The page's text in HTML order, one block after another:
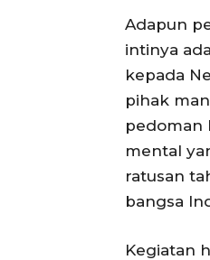
Adapun
intinya
kepada
pihak
pedoman
mental
ratusan
bangsa
Kegiatan